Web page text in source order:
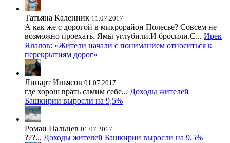
Татьяна Каленник 11.07.2017
А как же с дорогой в микрорайон Полесье? Совсем не
возможно проехать. Ямы углубили.И бросили.С... Ирек
Ялалов: «Жители начали с пониманием относиться к
перекрытиям дорог»
Линарт Ильясов 01.07.2017
где хорош врать самим себе... Доходы жителей
Башкирии выросли на 9,5%
Роман Пальцев 01.07.2017
???... Доходы жителей Башкирии выросли на 9,5%